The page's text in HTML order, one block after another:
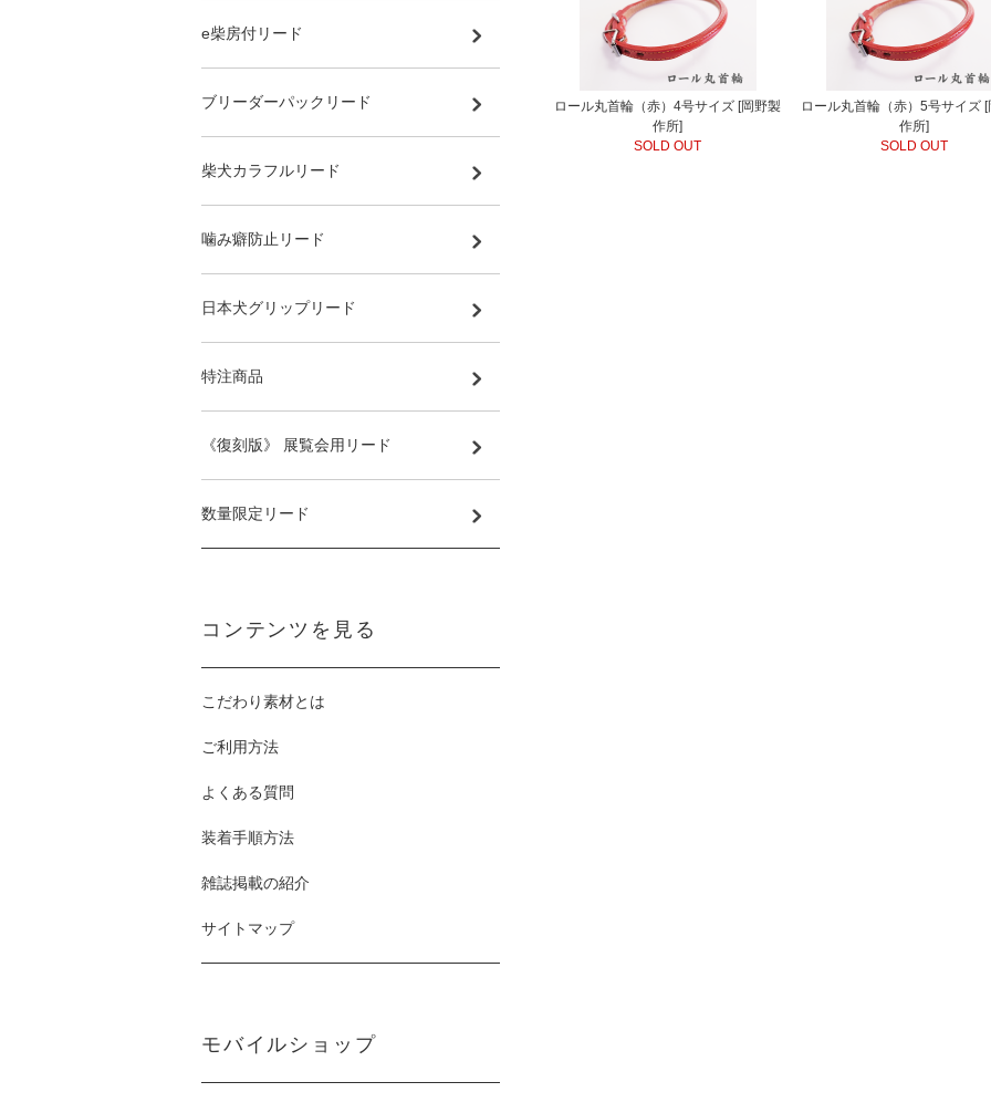
ロール丸首輪（赤）4号サイズ [岡野製
作所]
SOLD OUT
ロール丸首輪（赤）5号サイズ
作所]
SOLD OUT
e柴房付リード
ブリーダーパックリード
柴犬カラフルリード
噛み癖防止リード
日本犬グリップリード
特注商品
《復刻版》 展覧会用リード
数量限定リード
コンテンツを見る
こだわり素材とは
ご利用方法
よくある質問
装着手順方法
雑誌掲載の紹介
サイトマップ
モバイルショップ